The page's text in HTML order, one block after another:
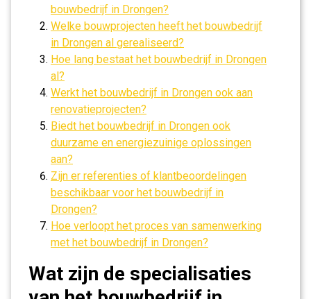
bouwbedrijf in Drongen?
Welke bouwprojecten heeft het bouwbedrijf
in Drongen al gerealiseerd?
Hoe lang bestaat het bouwbedrijf in Drongen
al?
Werkt het bouwbedrijf in Drongen ook aan
renovatieprojecten?
Biedt het bouwbedrijf in Drongen ook
duurzame en energiezuinige oplossingen
aan?
Zijn er referenties of klantbeoordelingen
beschikbaar voor het bouwbedrijf in
Drongen?
Hoe verloopt het proces van samenwerking
met het bouwbedrijf in Drongen?
Wat zijn de specialisaties